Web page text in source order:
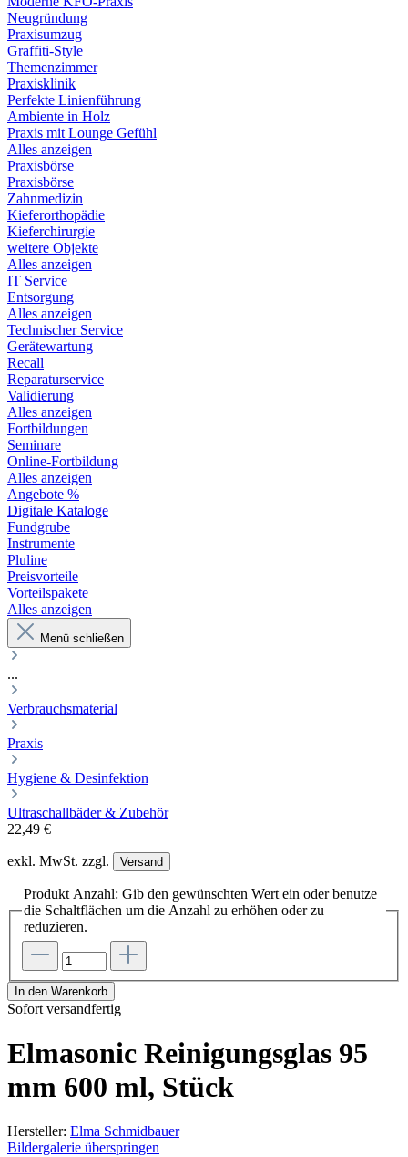
Neugründung
Praxisumzug
Graffiti-Style
Themenzimmer
Praxisklinik
Perfekte Linienführung
Ambiente in Holz
Praxis mit Lounge Gefühl
Alles anzeigen
Praxisbörse
Praxisbörse
Zahnmedizin
Kieferorthopädie
Kieferchirurgie
weitere Objekte
Alles anzeigen
IT Service
Entsorgung
Alles anzeigen
Technischer Service
Gerätewartung
Recall
Reparaturservice
Validierung
Alles anzeigen
Fortbildungen
Seminare
Online-Fortbildung
Alles anzeigen
Angebote %
Digitale Kataloge
Fundgrube
Instrumente
Pluline
Preisvorteile
Vorteilspakete
Alles anzeigen
Menü schließen
...
Verbrauchsmaterial
Praxis
Hygiene & Desinfektion
Ultraschallbäder & Zubehör
22,49 €
exkl. MwSt. zzgl. Versand
Produkt Anzahl: Gib den gewünschten Wert ein oder benutze
die Schaltflächen um die Anzahl zu erhöhen oder zu
reduzieren.
In den Warenkorb
Sofort versandfertig
Elmasonic Reinigungsglas 95
mm 600 ml, Stück
Hersteller: Elma Schmidbauer
Bildergalerie überspringen